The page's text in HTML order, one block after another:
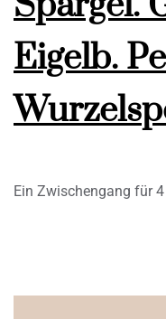
Eigelb.
Ein Zwischengang für